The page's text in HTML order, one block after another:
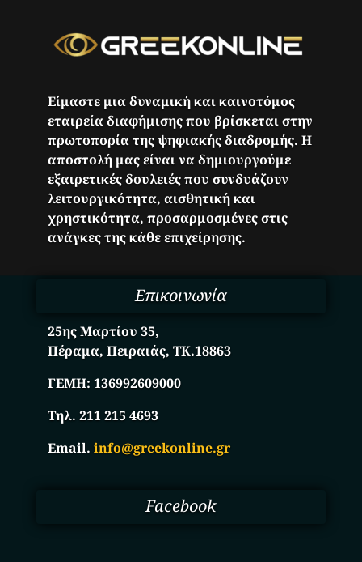
Είμαστε μια δυναμική και καινοτόμος
εταιρεία διαφήμισης που βρίσκεται στην
πρωτοπορία της ψηφιακής διαδρομής. Η
αποστολή μας είναι να δημιουργούμε
εξαιρετικές δουλειές που συνδυάζουν
λειτουργικότητα, αισθητική και
χρηστικότητα, προσαρμοσμένες στις
ανάγκες της κάθε επιχείρησης.
Επικοινωνία
25ης Μαρτίου 35,
Πέραμα, Πειραιάς, ΤΚ.18863
ΓΕΜΗ:136992609000
Τηλ. 211 215 4693
Email.info@greekonline.gr
Facebook